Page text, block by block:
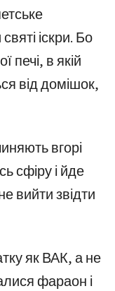
іскри. Бо
печі, в якій
від домішок,
вгорі
сфіру і йде
вийти звідти
як ВАК, а не
фараон і